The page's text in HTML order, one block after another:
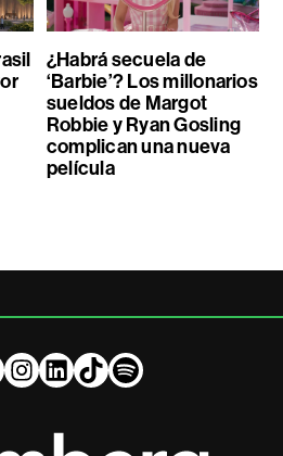
¿Habrá secuela de
‘Barbie’? Los millonarios
sueldos de Margot
Robbie y Ryan Gosling
complican una nueva
película